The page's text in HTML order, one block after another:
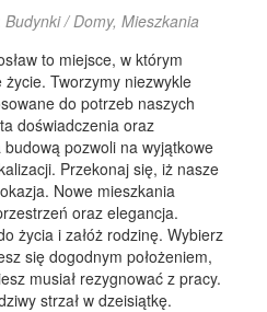
Budynki / Domy, Mieszkania
to miejsce, w którym
Tworzymy niezwykle
do potrzeb naszych
doświadczenia oraz
pozwoli na wyjątkowe
Przekonaj się, iż nasze
Nowe mieszkania
oraz elegancja.
życia i załóż rodzinę. Wybierz
się dogodnym położeniem,
musiał rezygnować z pracy.
strzał w dzeisiątkę.